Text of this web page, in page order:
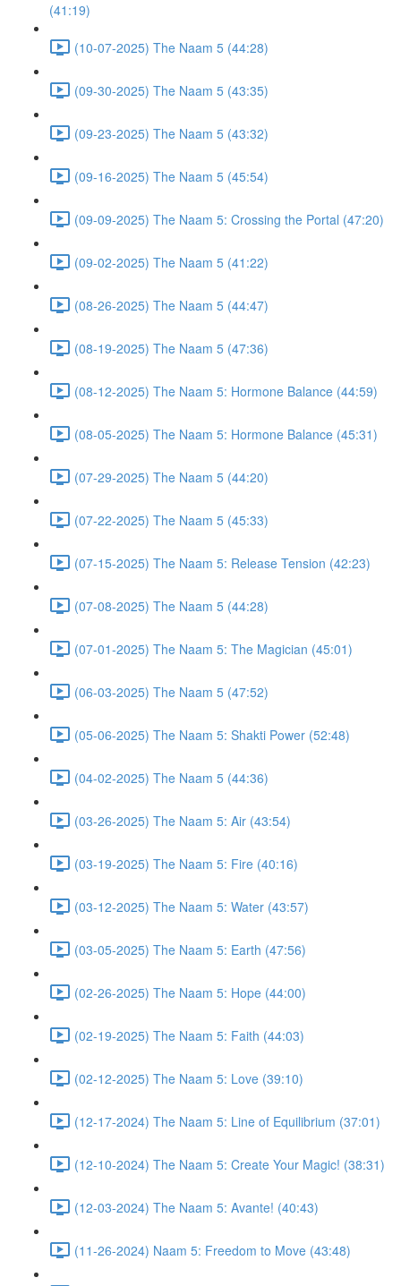
(41:19)
(10-07-2025) The Naam 5 (44:28)
(09-30-2025) The Naam 5 (43:35)
(09-23-2025) The Naam 5 (43:32)
(09-16-2025) The Naam 5 (45:54)
(09-09-2025) The Naam 5: Crossing the Portal (47:20)
(09-02-2025) The Naam 5 (41:22)
(08-26-2025) The Naam 5 (44:47)
(08-19-2025) The Naam 5 (47:36)
(08-12-2025) The Naam 5: Hormone Balance (44:59)
(08-05-2025) The Naam 5: Hormone Balance (45:31)
(07-29-2025) The Naam 5 (44:20)
(07-22-2025) The Naam 5 (45:33)
(07-15-2025) The Naam 5: Release Tension (42:23)
(07-08-2025) The Naam 5 (44:28)
(07-01-2025) The Naam 5: The Magician (45:01)
(06-03-2025) The Naam 5 (47:52)
(05-06-2025) The Naam 5: Shakti Power (52:48)
(04-02-2025) The Naam 5 (44:36)
(03-26-2025) The Naam 5: Air (43:54)
(03-19-2025) The Naam 5: Fire (40:16)
(03-12-2025) The Naam 5: Water (43:57)
(03-05-2025) The Naam 5: Earth (47:56)
(02-26-2025) The Naam 5: Hope (44:00)
(02-19-2025) The Naam 5: Faith (44:03)
(02-12-2025) The Naam 5: Love (39:10)
(12-17-2024) The Naam 5: Line of Equilibrium (37:01)
(12-10-2024) The Naam 5: Create Your Magic! (38:31)
(12-03-2024) The Naam 5: Avante! (40:43)
(11-26-2024) Naam 5: Freedom to Move (43:48)